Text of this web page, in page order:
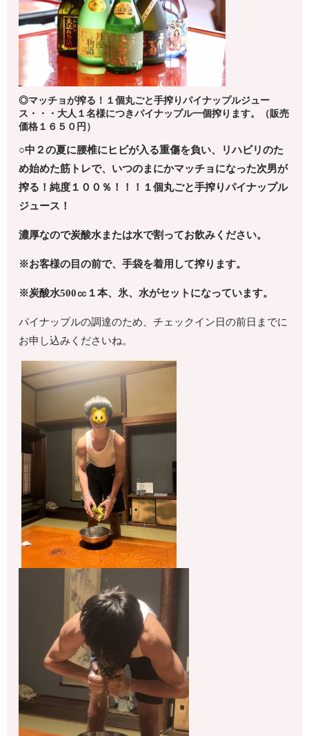
◎マッチョが搾る！１個丸ごと手搾りパイナップルジュー
ス・・・大人１名様につきパイナップル一個搾ります。（販売
価格１６５０円）
○中２の夏に腰椎にヒビが入る重傷を負い、リハビリのた
め始めた筋トレで、いつのまにかマッチョになった次男が
搾る！純度１００％！！！１個丸ごと手搾りパイナップル
ジュース！
濃厚なので炭酸水または水で割ってお飲みください。
※お客様の目の前で、手袋を着用して搾ります。
※炭酸水500㏄１本、氷、水がセットになっています。
パイナップルの調達のため、チェックイン日の前日までに
お申し込みくださいね。